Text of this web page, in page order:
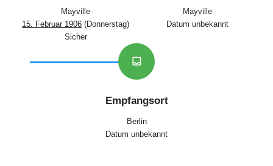
Mayville
15. Februar 1906 (Donnerstag)
Sicher
Mayville
Datum unbekannt
inbox
Empfangsort
Berlin
Datum unbekannt